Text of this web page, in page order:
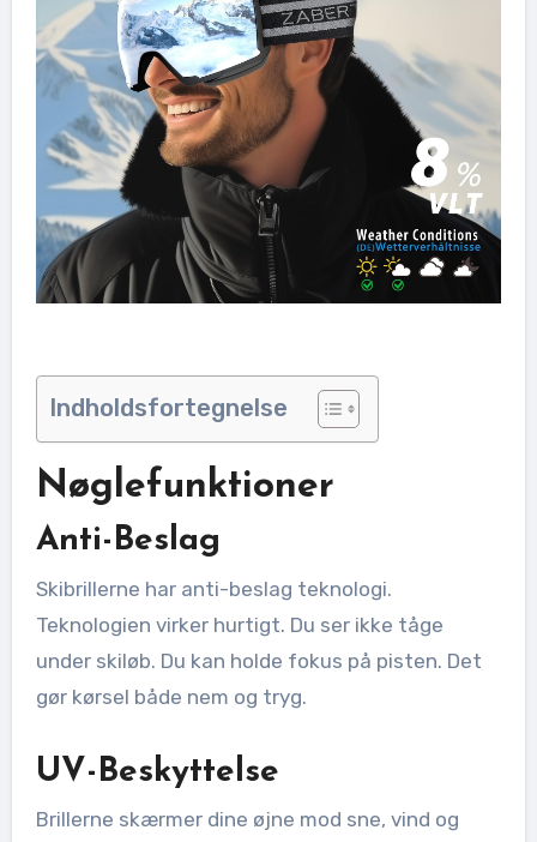
Indholdsfortegnelse
Nøglefunktioner
Anti-Beslag
Skibrillerne har anti-beslag teknologi.
Teknologien virker hurtigt. Du ser ikke tåge
under skiløb. Du kan holde fokus på pisten. Det
gør kørsel både nem og tryg.
UV-Beskyttelse
Brillerne skærmer dine øjne mod sne, vind og